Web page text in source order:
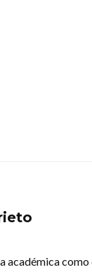
académica